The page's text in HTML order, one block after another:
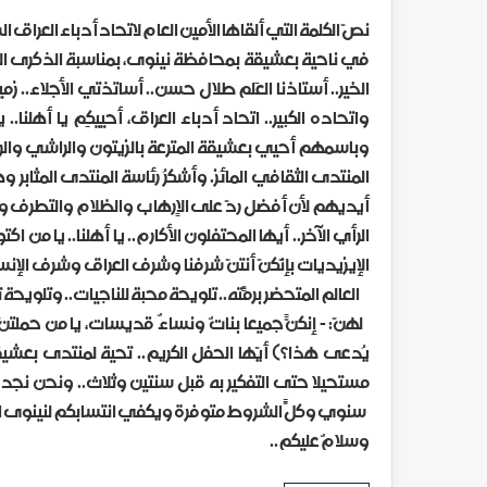
في ناحية بعشيقة بمحافظة نينوى، بمناسبة
الخير.. أستاذنا العَلم طلال حسن.. أساتذتي الأجلاء..
واتحاده الكبير.. اتحاد أدباء العراق، أحييكِم يا
وباسمهم أحيي بعشيقة المترعة بالزيتون والراشي
المنتدى الثقافي المائز. وأشكرُ رئاسة المنتدى
أيديهم لأن أفضل ردّ على الاٍرهاب والظلام والتطرف
الرأي الآخر.. أيها المحتفلون الأكارم.. يا أهلنا.. يا من
الإيزيديات بإنّكنّ أنتنّ شرفنا وشرف العراق وشرف
العالم المتحضر برمّته.. تلويحة محبة للناجيات..
لهنّ: - إنكنّ جميعاً بناتٌ ونساءٌ قديسات، يا من
يُدعى هذا؟) أيّها الحفل الكريم.. تحية لمنتدى
مستحيلا حتى التفكير به قبل سنتين وثلاث.. ونحن
سنوي وكلّ الشروط متوفرة ويكفي انتسابكم لنينوى
وسلامٌ عليكم..